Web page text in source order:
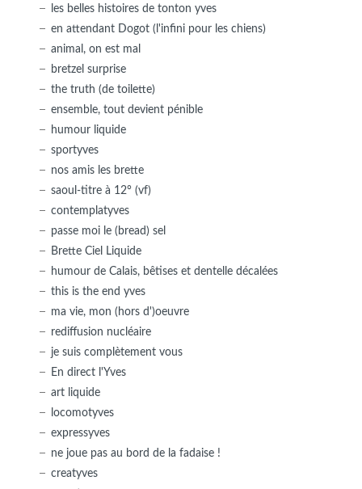
les belles histoires de tonton yves
en attendant Dogot (l'infini pour les chiens)
animal, on est mal
bretzel surprise
the truth (de toilette)
ensemble, tout devient pénible
humour liquide
sportyves
nos amis les brette
saoul-titre à 12° (vf)
contemplatyves
passe moi le (bread) sel
Brette Ciel Liquide
humour de Calais, bêtises et dentelle décalées
this is the end yves
ma vie, mon (hors d')oeuvre
rediffusion nucléaire
je suis complètement vous
En direct l'Yves
art liquide
locomotyves
expressyves
ne joue pas au bord de la fadaise !
creatyves